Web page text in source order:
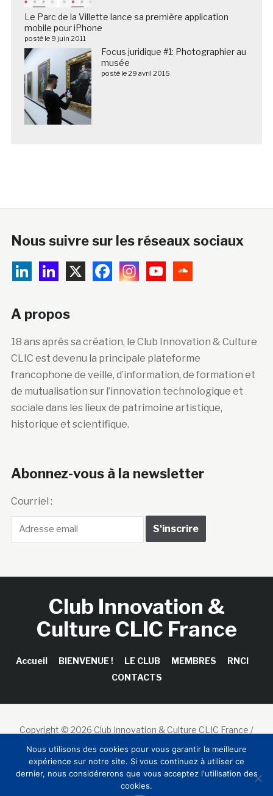
Le Parc de la Villette lance sa première application
mobile pour iPhone
posté le 9 juin 2011
Focus juridique #1: Photographier au
musée
posté le 29 avril 2015
Nous suivre sur les réseaux sociaux
A propos
18 ans après sa création, le Club Innovation & Culture
CLIC est devenu la principale plateforme
francophone de veille, d’information, de formation et
de mutualisation sur l’innovation technologique et
sociale dans les lieux de patrimoine artistique,
historique et scientifique.
Abonnez-vous à la newsletter
Courriel :
Club Innovation &
Culture CLIC France
Accueil BIENVENUE ! LE CLUB MEMBRES
RNCI
CONTACTS
Copyright © 2026 Club Innovation & Culture CLIC France /
Sinapses Conseils
Nous utilisons des cookies pour vous garantir la meilleure
expérience sur notre site. Si vous continuez à utiliser ce
dernier, nous considérerons que vous acceptez l'utilisation des
cookies.